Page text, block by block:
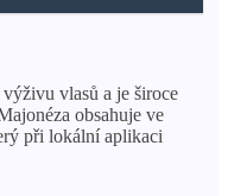
vlasů a je široce
obsahuje ve
při lokální aplikaci